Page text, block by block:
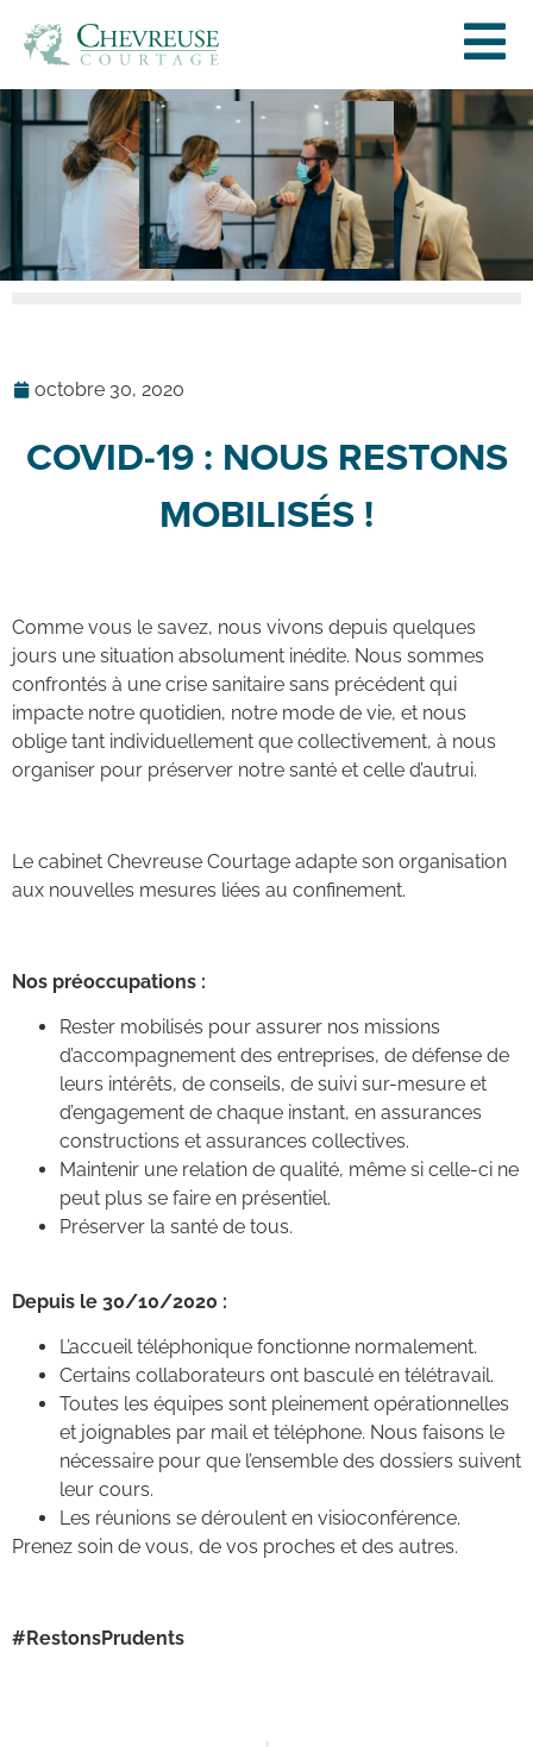
octobre 30, 2020
COVID-19 : NOUS RESTONS
MOBILISÉS !
Comme vous le savez, nous vivons depuis quelques
jours une situation absolument inédite. Nous sommes
confrontés à une crise sanitaire sans précédent qui
impacte notre quotidien, notre mode de vie, et nous
oblige tant individuellement que collectivement, à nous
organiser pour préserver notre santé et celle d’autrui.
Le cabinet Chevreuse Courtage adapte son organisation
aux nouvelles mesures liées au confinement.
Nos préoccupations :
Rester mobilisés pour assurer nos missions
d’accompagnement des entreprises, de défense de
leurs intérêts, de conseils, de suivi sur-mesure et
d’engagement de chaque instant, en assurances
constructions et assurances collectives.
Maintenir une relation de qualité, même si celle-ci ne
peut plus se faire en présentiel.
Préserver la santé de tous.
Depuis le 30/10/2020 :
L’accueil téléphonique fonctionne normalement.
Certains collaborateurs ont basculé en télétravail.
Toutes les équipes sont pleinement opérationnelles
et joignables par mail et téléphone. Nous faisons le
nécessaire pour que l’ensemble des dossiers suivent
leur cours.
Les réunions se déroulent en visioconférence.
Prenez soin de vous, de vos proches et des autres.
#RestonsPrudents